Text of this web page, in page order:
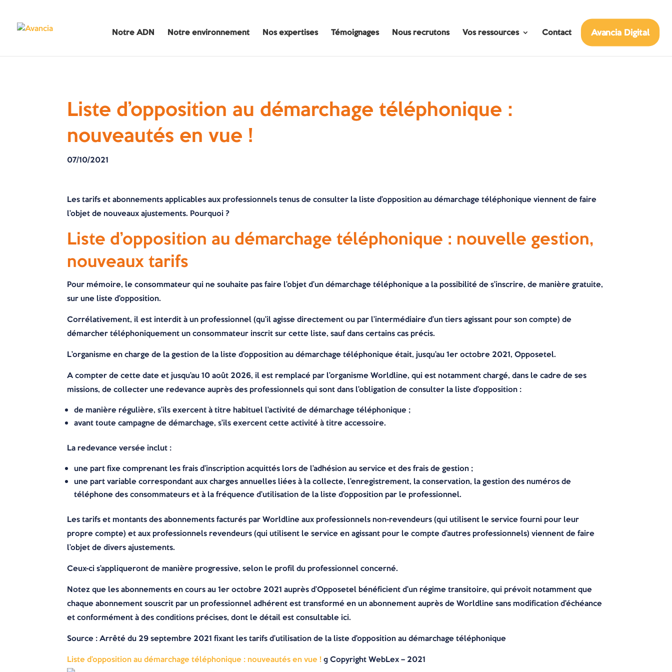
Notre ADN Notre environnement Nos expertises Témoignages Nous recrutons Vos ressources Contact Avancia Digital
Liste d’opposition au démarchage téléphonique :
nouveautés en vue !
07/10/2021
Les tarifs et abonnements applicables aux professionnels tenus de consulter la liste d’opposition au démarchage téléphonique viennent de faire
l’objet de nouveaux ajustements. Pourquoi ?
Liste d’opposition au démarchage téléphonique : nouvelle gestion,
nouveaux tarifs
Pour mémoire, le consommateur qui ne souhaite pas faire l’objet d’un démarchage téléphonique a la possibilité de s’inscrire, de manière gratuite,
sur une liste d’opposition.
Corrélativement, il est interdit à un professionnel (qu’il agisse directement ou par l’intermédiaire d’un tiers agissant pour son compte) de
démarcher téléphoniquement un consommateur inscrit sur cette liste, sauf dans certains cas précis.
L’organisme en charge de la gestion de la liste d’opposition au démarchage téléphonique était, jusqu’au 1er octobre 2021, Opposetel.
A compter de cette date et jusqu’au 10 août 2026, il est remplacé par l’organisme Worldline, qui est notamment chargé, dans le cadre de ses
missions, de collecter une redevance auprès des professionnels qui sont dans l’obligation de consulter la liste d’opposition :
de manière régulière, s’ils exercent à titre habituel l’activité de démarchage téléphonique ;
avant toute campagne de démarchage, s’ils exercent cette activité à titre accessoire.
La redevance versée inclut :
une part fixe comprenant les frais d’inscription acquittés lors de l’adhésion au service et des frais de gestion ;
une part variable correspondant aux charges annuelles liées à la collecte, l’enregistrement, la conservation, la gestion des numéros de
téléphone des consommateurs et à la fréquence d’utilisation de la liste d’opposition par le professionnel.
Les tarifs et montants des abonnements facturés par Worldline aux professionnels non-revendeurs (qui utilisent le service fourni pour leur
propre compte) et aux professionnels revendeurs (qui utilisent le service en agissant pour le compte d’autres professionnels) viennent de faire
l’objet de divers ajustements.
Ceux-ci s’appliqueront de manière progressive, selon le profil du professionnel concerné.
Notez que les abonnements en cours au 1er octobre 2021 auprès d’Opposetel bénéficient d’un régime transitoire, qui prévoit notamment que
chaque abonnement souscrit par un professionnel adhérent est transformé en un abonnement auprès de Worldline sans modification d’échéance
et conformément à des conditions précises, dont le détail est consultable ici.
Source : Arrêté du 29 septembre 2021 fixant les tarifs d’utilisation de la liste d’opposition au démarchage téléphonique
Liste d’opposition au démarchage téléphonique : nouveautés en vue !© Copyright WebLex – 2021